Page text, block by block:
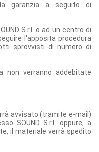
garanzia a seguito di
S.r.l. o ad un centro di
l'apposita procedura
sprovvisti di numero di
non verranno addebitate
avvisato (tramite e-mail)
SOUND S.r.l. oppure, a
il materiale verrà spedito